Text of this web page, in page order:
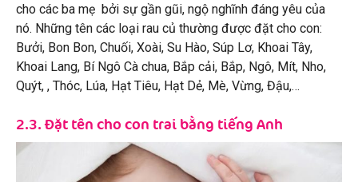
cho các ba mẹ bởi sự gần gũi, ngộ nghĩnh đáng yêu của
nó. Những tên các loại rau củ thường được đặt cho con:
Bưởi, Bon Bon, Chuối, Xoài, Su Hào, Súp Lơ, Khoai Tây,
Khoai Lang, Bí Ngô Cà chua, Bắp cải, Bắp, Ngô, Mít, Nho,
Quýt, , Thóc, Lúa, Hạt Tiêu, Hạt Dẻ, Mè, Vừng, Đậu,…
2.3. Đặt tên cho con trai bằng tiếng Anh